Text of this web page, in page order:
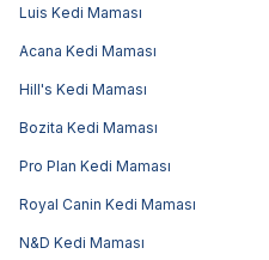
Luis Kedi Maması
Acana Kedi Maması
Hill's Kedi Maması
Bozita Kedi Maması
Pro Plan Kedi Maması
Royal Canin Kedi Maması
N&D Kedi Maması